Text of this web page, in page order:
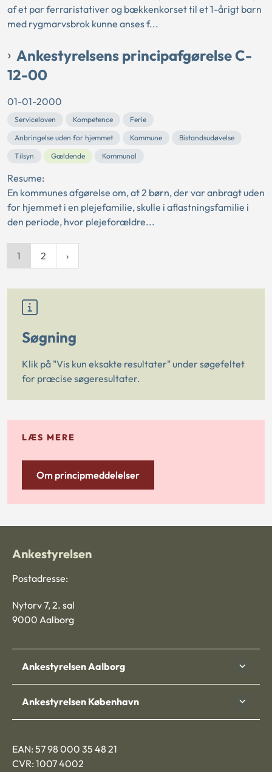
af et par ferraristativer og bækkenkorset til et 1-årigt barn
med rygmarvsbrok kunne anses f...
Ankestyrelsens principafgørelse C-
12-00
01-01-2000
Serviceloven Kompetence
Ferie
Anbringelse uden for hjemmet
Kommune
Bistandsudøvelse
Tilsyn
Gældende Kommunal
Resume:
En kommunes afgørelse om, at 2 børn, der var anbragt uden
for hjemmet i en plejefamilie, skulle i aflastningsfamilie i
den periode, hvor plejeforældre...
1 2
Søgning
Klik på "Vis kun eksakte resultater" under søgefeltet
for præcise søgeresultater.
LÆS MERE
Om principmeddelelser
Ankestyrelsen
Postadresse:
Nytorv 7, 2. sal
9000 Aalborg
Ankestyrelsen Aalborg
Ankestyrelsen København
EAN: 57 98 000 35 48 21
CVR: 1007 4002